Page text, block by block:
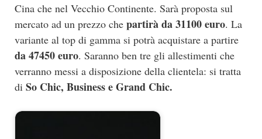
Cina che nel Vecchio Continente. Sarà proposta sul
mercato ad un prezzo che partirà da 31100 euro. La
variante al top di gamma si potrà acquistare a partire
da 47450 euro. Saranno ben tre gli allestimenti che
verranno messi a disposizione della clientela: si tratta
di So Chic, Business e Grand Chic.